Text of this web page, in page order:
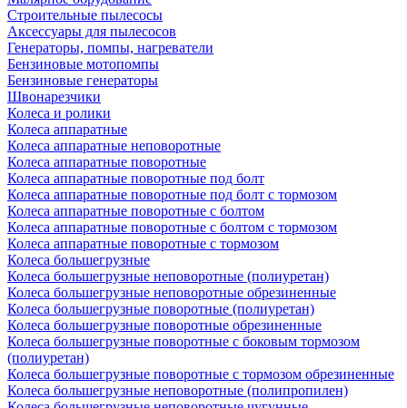
Строительные пылесосы
Аксессуары для пылесосов
Генераторы, помпы, нагреватели
Бензиновые мотопомпы
Бензиновые генераторы
Швонарезчики
Колеса и ролики
Колеса аппаратные
Колеса аппаратные неповоротные
Колеса аппаратные поворотные
Колеса аппаратные поворотные под болт
Колеса аппаратные поворотные под болт с тормозом
Колеса аппаратные поворотные с болтом
Колеса аппаратные поворотные с болтом с тормозом
Колеса аппаратные поворотные с тормозом
Колеса большегрузные
Колеса большегрузные неповоротные (полиуретан)
Колеса большегрузные неповоротные обрезиненные
Колеса большегрузные поворотные (полиуретан)
Колеса большегрузные поворотные обрезиненные
Колеса большегрузные поворотные с боковым тормозом
(полиуретан)
Колеса большегрузные поворотные с тормозом обрезиненные
Колеса большегрузные неповоротные (полипропилен)